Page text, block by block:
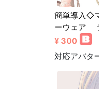
簡単導入◇
ーウェア
¥ 300
対応アバタ